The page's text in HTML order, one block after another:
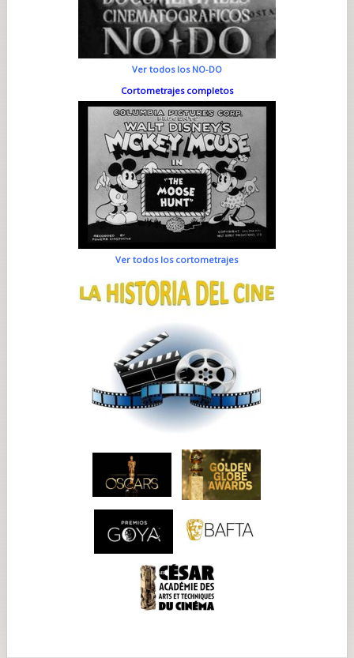
Ver todos los NO-DO
Cortometrajes completos
Ver todos los cortometrajes